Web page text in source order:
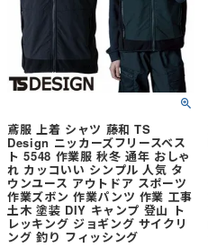
鳶服 上着 シャツ 藤和 TS
Design ニッカーズフリースベス
ト 5548 作業服 秋冬 通年 おしゃ
れ カッコいい シンプル 人気 タ
ウンユース アウトドア スポーツ
作業ズボン 作業パンツ 作業 工事
土木 塗装 DIY キャンプ 登山 ト
レッキング ジョギング サイクリ
ング 釣り フィッシング